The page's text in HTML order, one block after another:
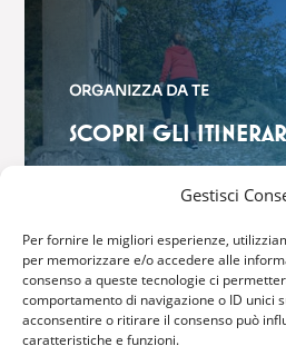
Gestisci
Per fornire le migliori esperienze,
per memorizzare e/o accedere alle
consenso a queste tecnologie ci
comportamento di navigazione o ID unici
acconsentire o ritirare il consenso può
caratteristiche e funzioni.
ORGANIZZA DA TE
SCOPRI GLI
$
GRIANTE